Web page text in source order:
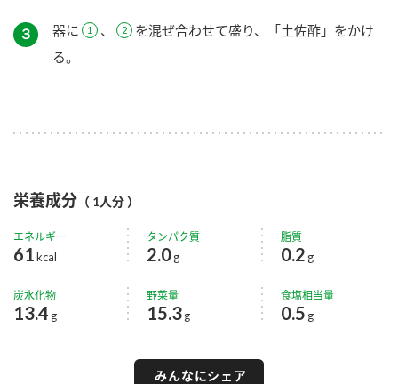
３ 器に 、
を混ぜ合わせて盛り、「土佐酢」をかけ
る。
栄養成分 （ 1人分 ）
エネルギー
61kcal
タンパク質
2.0g
脂質
0.2 g
炭水化物
13.4 g
野菜量
15.3g
食塩相当量
0.5 g